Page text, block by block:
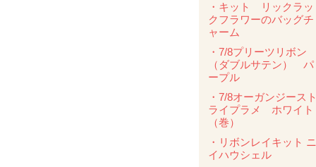
・キット リックラッ
クフラワーのバッグチ
ャーム
・7/8プリーツリボン
（ダブルサテン） パ
ープル
・7/8オーガンジースト
ライプラメ ホワイト
（巻）
・リボンレイキット ニ
イハウシェル